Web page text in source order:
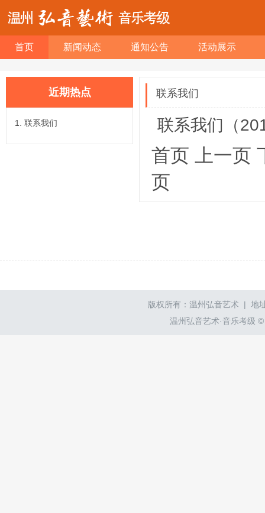
首页 新闻动态 通知公告 活动展示
近期热点
联系我们
联系我们
联系我们 （
首页 上一页
页
版权所有：温州弘音艺术 | 地
温州弘音艺术·音乐考级